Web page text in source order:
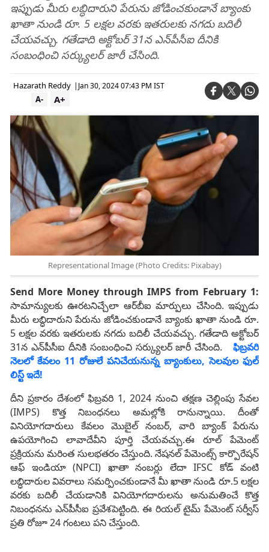
ఇప్పుడు మీరు లబ్ధిదారుని పేరును జోడించకుండానే బ్యాంకు
ఖాతా నుండి రూ. 5 లక్షల వరకు ఇతరులకు నగదు బదిలీ
చేయవచ్చు. గతేడాది అక్టోబర్‌ 31న ఎన్‌పీసీఐ దీనికి
సంబంధించి సర్క్యులర్‌ జారీ చేసింది.
Hazarath Reddy | Jan 30, 2024 07:43 PM IST
A+
A-
Representational Image (Photo Credits: Pixabay)
Send More Money through IMPS from February 1:
సామాన్యులకు ఊరటనిచ్చేలా ఆర్‌బీఐ మార్పులు చేసింది. ఇప్పుడు
మీరు లబ్ధిదారుని పేరును జోడించకుండానే బ్యాంకు ఖాతా నుండి రూ.
5 లక్షల వరకు ఇతరులకు నగదు బదిలీ చేయవచ్చు. గతేడాది అక్టోబర్‌
31న ఎన్‌పీసీఐ దీనికి సంబంధించి సర్క్యులర్‌ జారీ చేసింది. ఫిబ్ర‌వ‌రి
నెల‌లో కేవ‌లం 11 రోజులే ప‌నిచేయ‌నున్న బ్యాంకులు, సెల‌వుల ఫుల్
లిస్ట్ ఇదే!
దీని ప్రకారం దేశంలో ఫిబ్రవరి 1, 2024 నుంచి తక్షణ చెల్లింపు సేవల
(IMPS) కొత్త నిబంధనలు అమల్లోకి రానున్నాయి. దీంతో
వినియోగదారులు కేవలం మొబైల్ నంబర్, వారి బ్యాంక్ పేరును
ఉపయోగించి లావాదేవీని పూర్తి చేయవచ్చు.ఈ రూల్ పేమెంట్
ప్రక్రియను మరింత సులభతరం చేస్తుంది. నేషనల్ పేమెంట్స్ కార్పొరేషన్
ఆఫ్ ఇండియా (NPCI) ఖాతా నంబర్లు లేదా IFSC కోడ్‌ వంటి
లబ్ధిదారుల వివరాలు సమర్పించకుండానే మీ ఖాతా నుండి రూ.5 లక్షల
వరకు బదిలీ చేయడానికి వినియోగదారులను అనుమతించే కొత్త
నిబంధనను ఎన్‌పీసీఐ ప్రవేశపెట్టింది. ఈ రియల్ టైమ్ పేమెంట్ సర్వీస్
ప్రతి రోజూ 24 గంటలు పని చేస్తుంది.